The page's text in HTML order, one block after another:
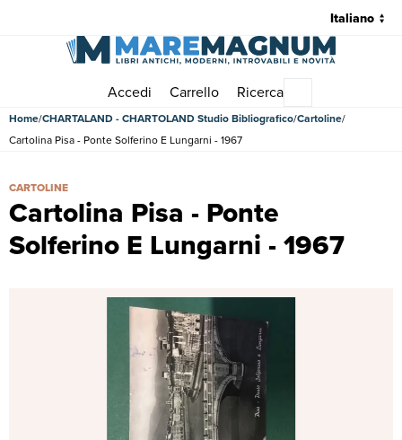
Accedi Carrello Ricerca
Home CHARTALAND - CHARTOLAND Studio Bibliografico Cartoline
Cartolina Pisa - Ponte Solferino E Lungarni - 1967
Cartolina Pisa - Ponte
Solferino E Lungarni - 1967
Cartolina Pisa - Ponte Solferino E Lungarni - 1967 | Cartoline |
CARTOLINE